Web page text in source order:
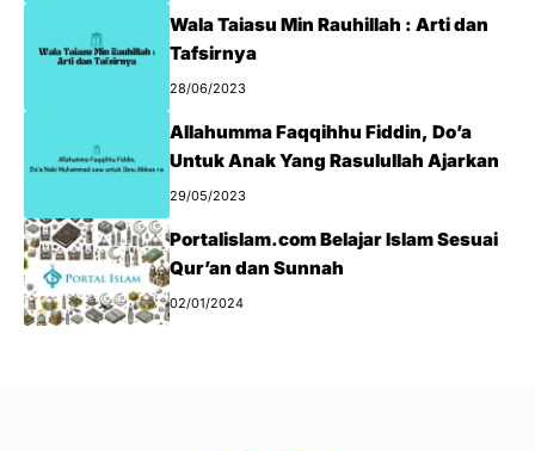
Wala Taiasu Min Rauhillah : Arti dan
Tafsirnya
28/06/2023
Allahumma Faqqihhu Fiddin, Do’a
Untuk Anak Yang Rasulullah Ajarkan
29/05/2023
Portalislam.com Belajar Islam Sesuai
Qur’an dan Sunnah
02/01/2024